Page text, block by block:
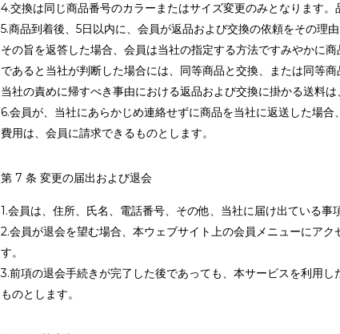
4.交換は同じ商品番号のカラーまたはサイズ変更のみとなります
5.商品到着後、5日以内に、会員が返品および交換の依頼をその理
その旨を返答した場合、会員は当社の指定する方法ですみやかに
であると当社が判断した場合には、同等商品と交換、または同等
当社の責めに帰すべき事由における返品および交換に掛かる送料は
6.会員が、当社にあらかじめ連絡せずに商品を当社に返送した場
費用は、会員に請求できるものとします。
第 7 条 変更の届出および退会
1.会員は、住所、氏名、電話番号、その他、当社に届け出ている
2.会員が退会を望む場合、本ウェブサイト上の会員メニューにア
す。
3.前項の退会手続きが完了した後であっても、本サービスを利用
ものとします。